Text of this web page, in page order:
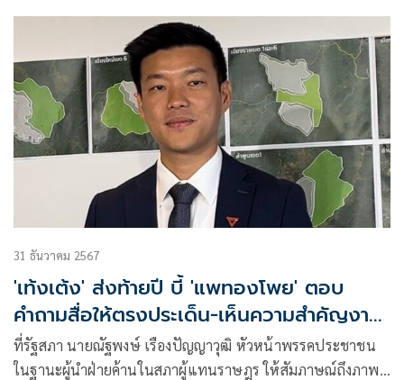
31 ธันวาคม 2567
'เท้งเต้ง' ส่งท้ายปี บี้ 'แพทองโพย' ตอบ
คำถามสื่อให้ตรงประเด็น-เห็นความสำคัญงาน
สภาฯ
ที่รัฐสภา นายณัฐพงษ์ เรืองปัญญาวุฒิ หัวหน้าพรรคประชาชน
ในฐานะผู้นำฝ่ายค้านในสภาผู้แทนราษฎร ให้สัมภาษณ์ถึงภาพ